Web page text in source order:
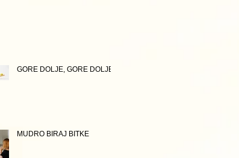
GORE DOLJE, GORE DOLJE
MUDRO BIRAJ BITKE